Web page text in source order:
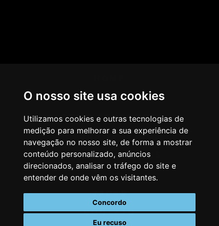
O nosso site usa cookies
Utilizamos cookies e outras tecnologias de
medição para melhorar a sua experiência de
navegação no nosso site, de forma a mostrar
conteúdo personalizado, anúncios
direcionados, analisar o tráfego do site e
entender de onde vêm os visitantes.
Concordo
Eu recuso
AGÊNCIA
COMO PENSAMOS
NOSSOS SERVIÇOS
CASES & CLIENTES
BLOG
VAGAS
CONTATO